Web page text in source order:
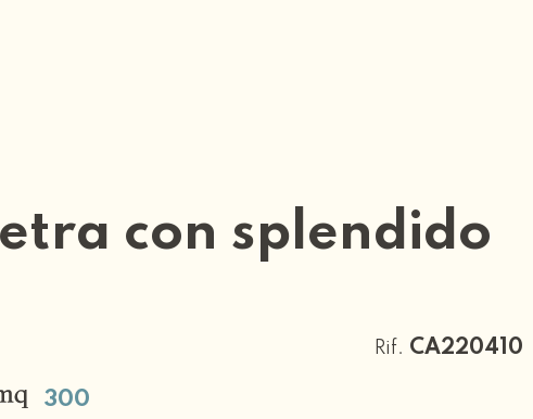
con splendido
Rif. CA220410
300